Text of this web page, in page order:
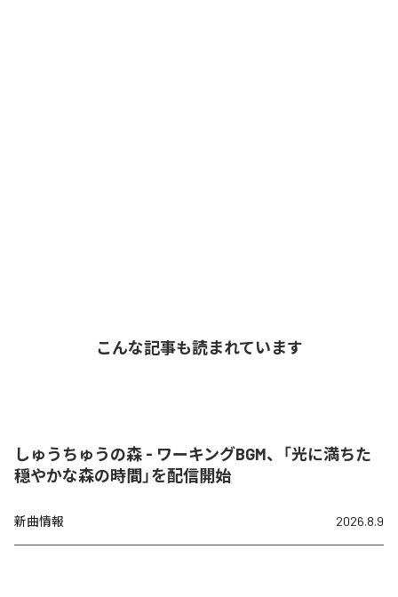
こんな記事も読まれています
しゅうちゅうの森 - ワーキングBGM、「光に満ちた
穏やかな森の時間」を配信開始
新曲情報 2026.8.9